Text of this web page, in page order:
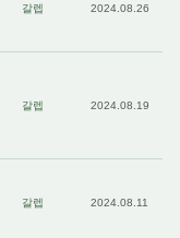
갈렙 2024.08.26
갈렙 2024.08.19
갈렙 2024.08.11